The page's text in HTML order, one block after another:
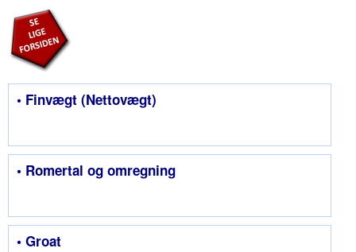
• Finvægt (Nettovægt)
• Romertal og omregning
• Groat